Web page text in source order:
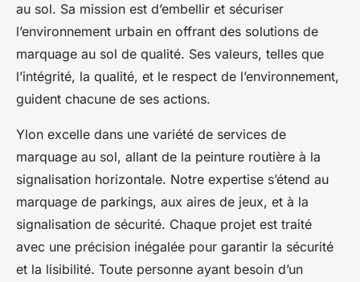
au sol. Sa mission est d’embellir et sécuriser
l’environnement urbain en offrant des solutions de
marquage au sol de qualité. Ses valeurs, telles que
l’intégrité, la qualité, et le respect de l’environnement,
guident chacune de ses actions.
Ylon excelle dans une variété de services de
marquage au sol, allant de la peinture routière à la
signalisation horizontale. Notre expertise s’étend au
marquage de parkings, aux aires de jeux, et à la
signalisation de sécurité. Chaque projet est traité
avec une précision inégalée pour garantir la sécurité
et la lisibilité. Toute personne ayant besoin d’un